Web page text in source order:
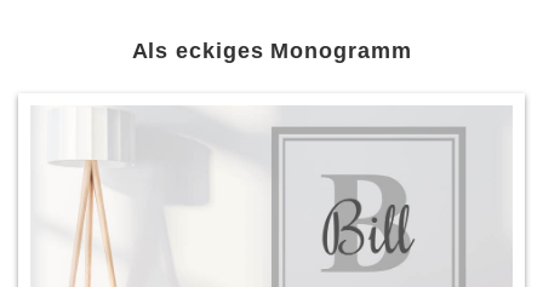
Als eckiges Monogramm